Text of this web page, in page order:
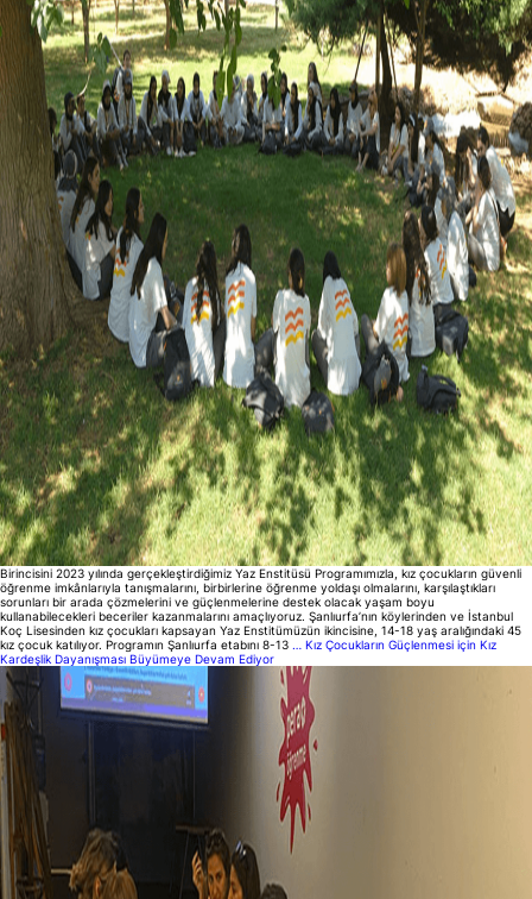
Birincisini 2023 yılında gerçekleştirdiğimiz Yaz Enstitüsü Programımızla, kız çocukların güvenli
öğrenme imkânlarıyla tanışmalarını, birbirlerine öğrenme yoldaşı olmalarını, karşılaştıkları
sorunları bir arada çözmelerini ve güçlenmelerine destek olacak yaşam boyu
kullanabilecekleri beceriler kazanmalarını amaçlıyoruz. Şanlıurfa’nın köylerinden ve İstanbul
Koç Lisesinden kız çocukları kapsayan Yaz Enstitümüzün ikincisine, 14-18 yaş aralığındaki 45
kız çocuk katılıyor. Programın Şanlıurfa etabını 8-13 …
Kız Çocukların Güçlenmesi için Kız
Kardeşlik Dayanışması Büyümeye Devam Ediyor